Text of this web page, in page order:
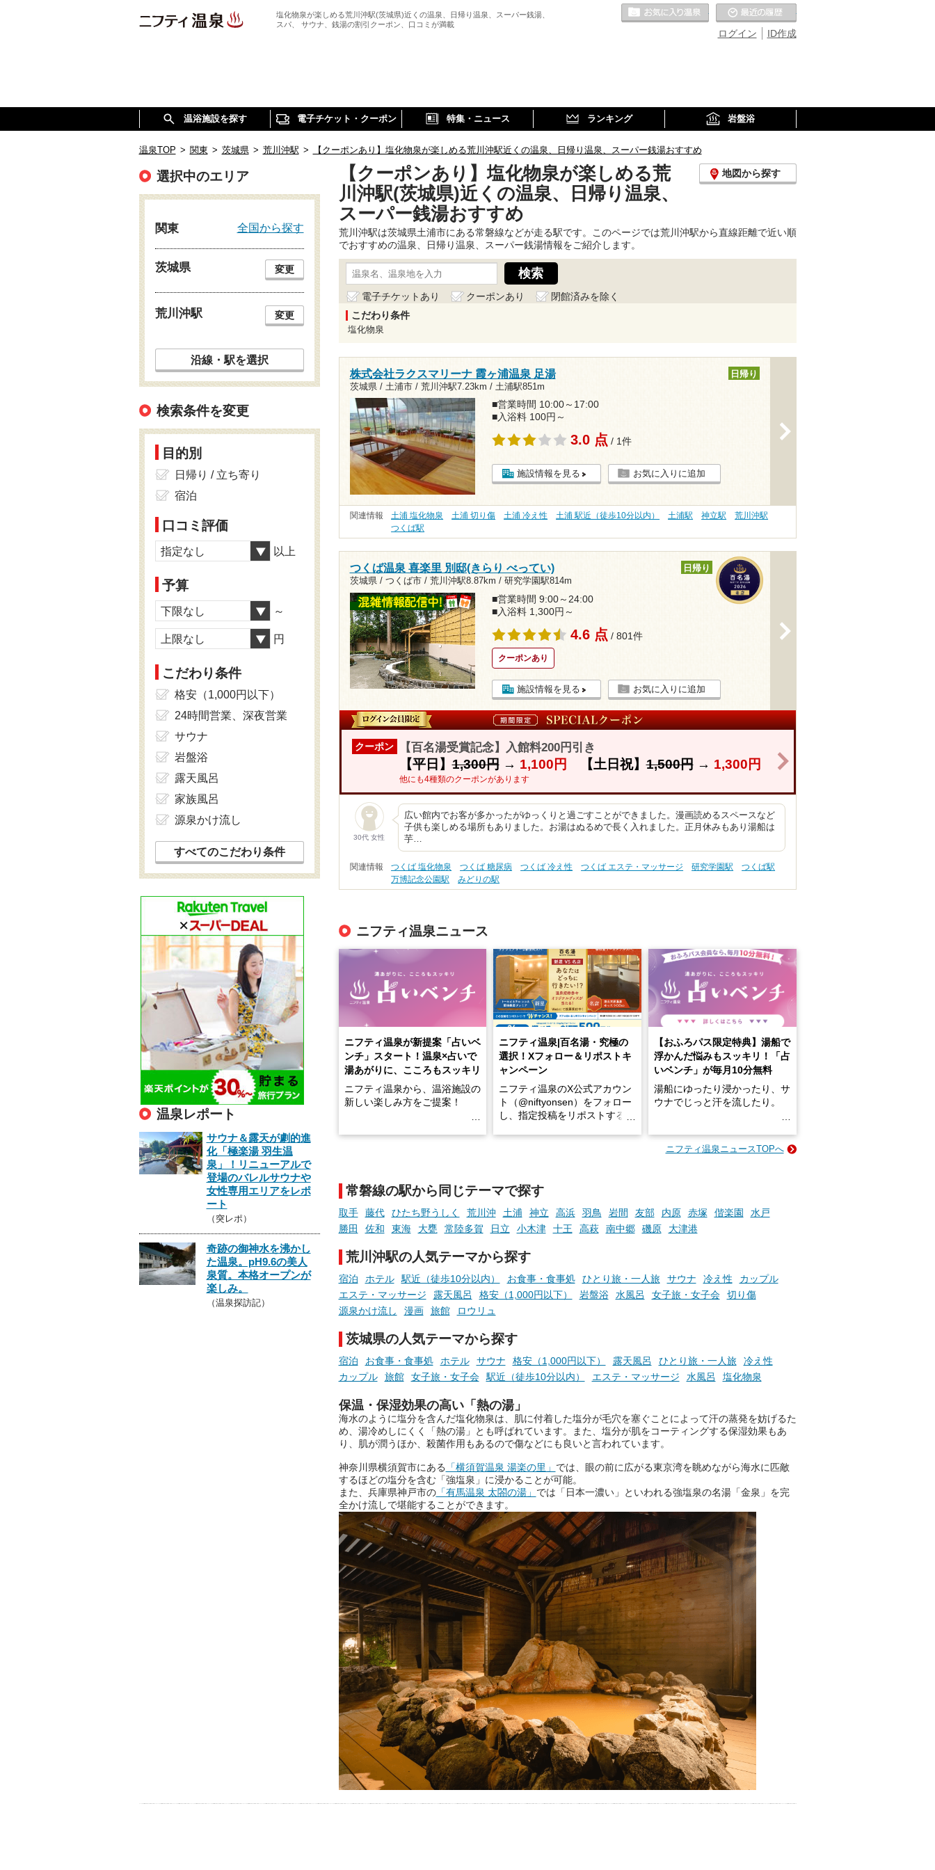
塩化物泉が楽しめる荒川沖駅(茨城県)近くの温泉、日帰り温泉、スーパー銭湯、
スパ、 サウナ、銭湯の割引クーポン、口コミが満載
ID作成
ログイン
お気に入りの温泉
温浴施設を探す 電子チケット・クーポン 特集・ニュース ランキング 岩盤浴
温泉TOP > 関東 > 茨城県 > 荒川沖駅 > 【クーポンあり】塩化物泉が楽しめる荒川沖駅近くの温泉、日帰り温泉、スーパー銭湯おすすめ
【クーポンあり】塩化物泉が楽しめる荒
川沖駅(茨城県)近くの温泉、日帰り温泉、
スーパー銭湯おすすめ
地図から探す
荒川沖駅は茨城県土浦市にある常磐線などが走る駅です。このページでは荒川沖駅から直線距離で近い順
でおすすめの温泉、日帰り温泉、スーパー銭湯情報をご紹介します。
電子チケットあり クーポンあり
閉館済みを除く
こだわり条件
塩化物泉
株式会社ラクスマリーナ 霞ヶ浦温泉 足湯
茨城県 / 土浦市 / 荒川沖駅7.23km / 土浦駅851m
日帰り
■営業時間 10:00～17:00
■入浴料 100円～
3.0 点 / 1件
施設情報を見る お気に入りに追加
関連情報 土浦 塩化物泉 土浦 切り傷 土浦 冷え性 土浦 駅近（徒歩10分以内） 土浦駅 神立駅
荒川沖駅
つくば駅
つくば温泉 喜楽里 別邸(きらり べってい)
茨城県 / つくば市 / 荒川沖駅8.87km / 研究学園駅814m
日帰り
■営業時間 9:00～24:00
■入浴料 1,300円～
4.6 点 / 801件
クーポンあり
施設情報を見る お気に入りに追加
クーポン 【百名湯受賞記念】入館料200円引き
【平日】1,300円→ 1,100円 【土日祝】1,500円→ 1,300円
他にも4種類のクーポンがあります
30代 女性
広い館内でお客が多かったがゆっくりと過ごすことができました。漫画読めるスペースなど
子供も楽しめる場所もありました。お湯はぬるめで長く入れました。正月休みもあり湯船は
芋…
関連情報 つくば 塩化物泉 つくば 糖尿病 つくば 冷え性 つくば エステ・マッサージ 研究学園駅
つくば駅
万博記念公園駅
みどりの駅
ニフティ温泉ニュース
ニフティ温泉が新提案「占いベ
ンチ」スタート！温泉×占いで
湯あがりに、こころもスッキリ
ニフティ温泉から、温浴施設の
新しい楽しみ方をご提案！
手相やタロットなど気軽に楽し
める占いで、“ととのう”おふろ
時間を、もっと特別に。
ニフティ温泉|百名湯・究極の
選択！Xフォロー＆リポストキ
ャンペーン
ニフティ温泉のX公式アカウン
ト（@niftyonsen）をフォロー
し、指定投稿をリポストする
【おふろパス限定特典】湯船で
浮かんだ悩みもスッキリ！「占
いベンチ」が毎月10分無料
湯船にゆったり浸かったり、サ
ウナでじっと汗を流したり。
そんな「一人でぼんやり過ごす
でくることはありませんか？
らこそ向き合える、大切な自分
の本音。
きをプロの占い師に相談するこ
とができるサービスです。
おふろパス会員様なら、この特
別なひとときを「毎月10分無
料」でご利用いただけます。
お湯で体がほぐれたら、次は占
い師さんとお話しして、心もほ
ぐしてみませんか？
ニフティ温泉ニュースTOPへ
常磐線の駅から同じテーマで探す
取手 藤代 ひたち野うしく 荒川沖 土浦 神立 高浜 羽鳥 岩間 友部 内原 赤塚 偕楽園
水戸
勝田
佐和 東海 大甕 常陸多賀 日立 小木津 十王 高萩 南中郷 磯原 大津港
荒川沖駅の人気テーマから探す
宿泊 ホテル 駅近（徒歩10分以内） お食事・食事処 ひとり旅・一人旅 サウナ 冷え性
カップル
エステ・マッサージ
露天風呂 格安（1,000円以下） 岩盤浴 水風呂 女子旅・女子会
切り傷
源泉かけ流し
漫画 旅館 ロウリュ
茨城県の人気テーマから探す
宿泊 お食事・食事処 ホテル サウナ 格安（1,000円以下） 露天風呂 ひとり旅・一人旅
冷え性
カップル
旅館 女子旅・女子会 駅近（徒歩10分以内） エステ・マッサージ 水風呂 塩化物泉
保温・保湿効果の高い「熱の湯」
海水のように塩分を含んだ塩化物泉は、肌に付着した塩分が毛穴を塞ぐことによって汗の蒸発を妨げるた
め、湯冷めしにくく「熱の湯」とも呼ばれています。また、塩分が肌をコーティングする保湿効果もあ
り、肌が潤うほか、殺菌作用もあるので傷などにも良いと言われています。
神奈川県横須賀市にある 「横須賀温泉 湯楽の里」 では、眼の前に広がる東京湾を眺めながら海水に匹敵
するほどの塩分を含む「強塩泉」に浸かることが可能。
また、兵庫県神戸市の「有馬温泉 太閤の湯」 では「日本一濃い」といわれる強塩泉の名湯「金泉」を完
全かけ流しで堪能することができます。
選択中のエリア
関東 全国から探す
茨城県 変更
荒川沖駅 変更
沿線・駅を選択
検索条件を変更
目的別
日帰り / 立ち寄り
宿泊
口コミ評価
指定なし 以上
予算
下限なし ～
上限なし 円
こだわり条件
格安（1,000円以下）
24時間営業、深夜営業
サウナ
岩盤浴
露天風呂
家族風呂
源泉かけ流し
すべてのこだわり条件
温泉レポート
サウナ＆露天が劇的進
化「極楽湯 羽生温
泉」！リニューアルで
登場のバレルサウナや
女性専用エリアをレポ
ート
（突レポ）
奇跡の御神水を沸かし
た温泉。pH9.6の美人
泉質。本格オープンが
楽しみ。
（温泉探訪記）